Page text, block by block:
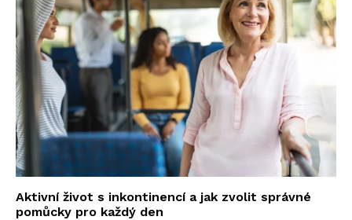
Aktivní život s inkontinencí a jak zvolit správné
pomůcky pro každý den